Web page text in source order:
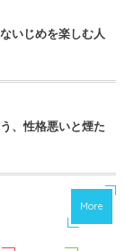
いじめを楽しむ人
、性格悪いと煙た
More